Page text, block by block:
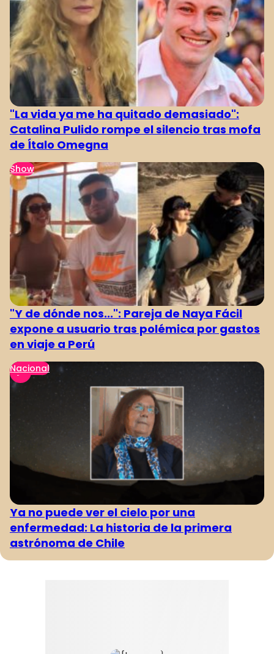
"La vida ya me ha quitado demasiado":
Catalina Pulido rompe el silencio tras mofa
de Ítalo Omegna
Show
"Y de dónde nos...": Pareja de Naya Fácil
expone a usuario tras polémica por gastos
en viaje a Perú
Nacional
Ya no puede ver el cielo por una
enfermedad: La historia de la primera
astrónoma de Chile